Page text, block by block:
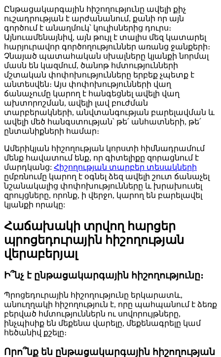
Ընթացակարգային հիշողությունը ավելի քիչ
ուշադրության է արժանանում, քանի որ այն
գործում է անաղմուկ՝ կուլիսներից դուրս։
Այնուամենայնիվ, այն թույլ է տալիս մեզ կատարել
հարյուրավոր գործողություններ առանց ջանքերի։
Չնայած պատահական սխալները կյանքի նորմալ
մասն են կազմում, ծանոթ հմտությունների
մշտական ​​փոփոխությունները երբեք չպետք է
անտեսվեն։ Այս փոփոխությունների վաղ
ճանաչումը կարող է հանգեցնել ավելի վաղ
ախտորոշման, ավելի լավ բուժման
տարբերակների, անվտանգության բարելավման և
ավելի մեծ հանգստության՝ թե՛ անհատների, թե՛
ընտանիքների համար։
Ամերիկյան հիշողության կորստի հիմնադրամում
մենք հավատում ենք, որ գիտելիքը զորացնում է
մարդկանց: Հիշողության տարբեր տեսակների
ըմբռնումը կարող է օգնել ձեզ ավելի շուտ ճանաչել
նշանակալից փոփոխությունները և խրախուսել
զրույցները, որոնք, ի վերջո, կարող են բարելավել
կյանքի որակը:
Հաճախակի տրվող հարցեր
պրոցեդուրային հիշողության
վերաբերյալ
Ի՞նչ է ընթացակարգային հիշողությունը։
Պրոցեդուրային հիշողությունը երկարատև,
անուղղակի հիշողություն է, որը պահպանում է ձեռք
բերված հմտություններն ու սովորույթները,
ինչպիսիք են մեքենա վարելը, մեքենագրելը կամ
հեծանիվ քշելը։
Որո՞նք են ընթացակարգային հիշողության